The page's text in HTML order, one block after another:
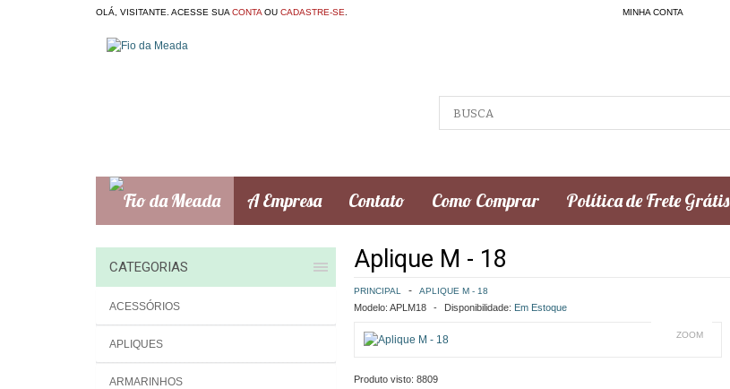
OLÁ, VISITANTE. ACESSE SUA CONTA OU CADASTRE-SE MINHA CONTA
A Empresa Contato Como Comprar Política de Frete Grátis
CATEGORIAS
ACESSÓRIOS
APLIQUES
ARMARINHOS
Aplique M - 18
PRINCIPAL APLIQUE M - 18
Modelo: APLM18 Disponibilidade: Em Estoque
ZOOM
Produto visto: 8809